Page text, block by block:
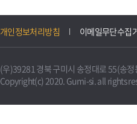
개인정보처리방침 이메일무단수집
(우)39281 경북 구미시 송정대로 55(
Copyright(c) 2020. Gumi-si. all rights